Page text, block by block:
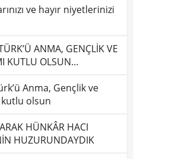
ve hayır niyetlerinizi
ANMA, GENÇLİK VE
KUTLU OLSUN…
Anma, Gençlik ve
kutlu olsun
HÜNKÂR HACI
HUZURUNDAYDIK